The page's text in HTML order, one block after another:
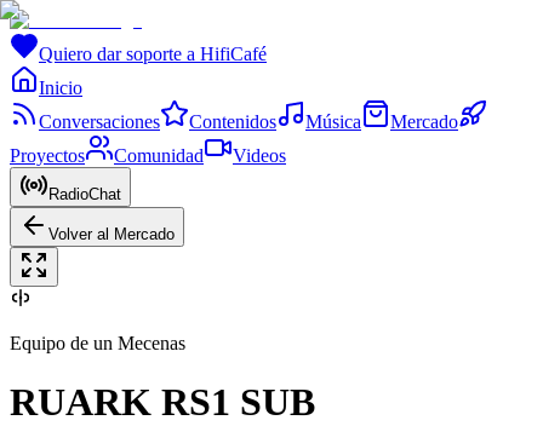
Quiero dar soporte a HifiCafé
Inicio
Conversaciones
Contenidos Música
Mercado
Proyectos
Comunidad Videos
RadioChat
Volver al Mercado
Equipo de un Mecenas
RUARK RS1 SUB